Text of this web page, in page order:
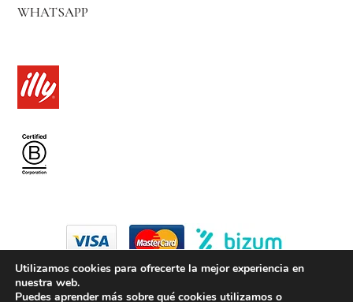
WHATSAPP
© 2024 by coffice madrid
Utilizamos cookies para ofrecerte la mejor experiencia en
nuestra web.
Puedes aprender más sobre qué cookies utilizamos o